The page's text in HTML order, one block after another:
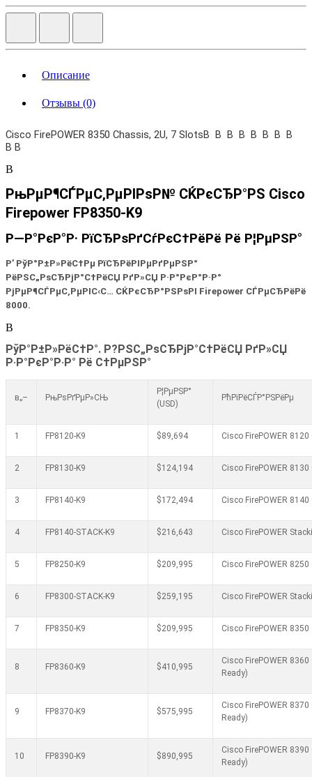
Описание
Отзывы (0)
Cisco FirePOWER 8350 Chassis, 2U, 7 SlotsВ В В В В В В В
В В
В
РњРµР¶СЃРµС‚РµРІРѕР№ СЌРєСЂР°РЅ Cisco
Firepower FP8350-K9
Р—Р°РєР°Р· РїСЂРѕРґСѓРєС†РёРё Рё Р¦РµРЅР°
Р’ РўР°Р±Р»РёС†Рµ РїСЂРёРІРµРґРµРЅР°
РёРЅС„РѕСЂРјР°С†РёСЏ РґР»СЏ Р·Р°РєР°Р·Р°
РјРµР¶СЃРµС‚РµРІС‹С… СЌРєСЂР°РЅРѕРІ Firepower СЃРµСЂРёРё
8000.
В
РўР°Р±Р»РёС†Р°. Р?РЅС„РѕСЂРјР°С†РёСЏ РґР»СЏ
Р·Р°РєР°Р·Р° Рё С†РµРЅР°
в„– РњРѕРґРµР»СЊ
Р¦РµРЅР°
(USD)
РћРїРёСЃР°РЅРёРµ
1 FP8120-K9 $89,694 Cisco FirePOWER
2 FP8130-K9 $124,194 Cisco FirePOWER
3 FP8140-K9 $172,494 Cisco FirePOWER
4 FP8140-STACK-K9 $216,643 Cisco FirePOWER
5 FP8250-K9 $209,995 Cisco FirePOWER
6 FP8300-STACK-K9 $259,195 Cisco FirePOWER
7 FP8350-K9 $209,995 Cisco FirePOWER
8 FP8360-K9 $410,995
Cisco FirePOWER
Ready)
9 FP8370-K9 $575,995
Cisco FirePOWER
Ready)
10 FP8390-K9 $890,995
Cisco FirePOWER
Ready)